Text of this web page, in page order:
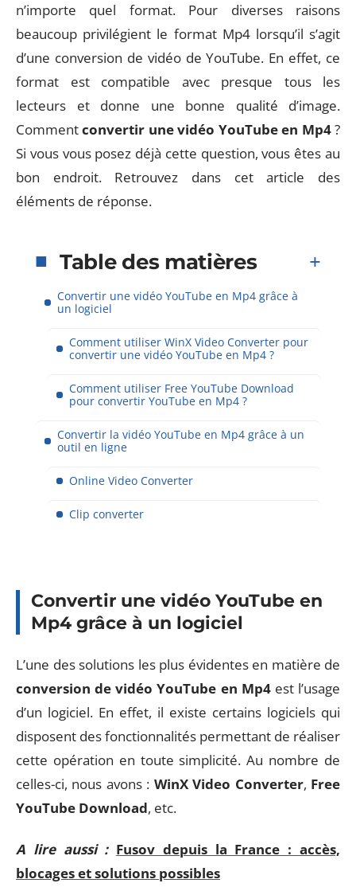
n’importe quel format. Pour diverses raisons
beaucoup privilégient le format Mp4 lorsqu’il s’agit
d’une conversion de vidéo de YouTube. En effet, ce
format est compatible avec presque tous les
lecteurs et donne une bonne qualité d’image.
Commentconvertir une vidéo YouTube en Mp4?
Si vous vous posez déjà cette question, vous êtes au
bon endroit. Retrouvez dans cet article des
éléments de réponse.
Table des matières
Convertir une vidéo YouTube en Mp4 grâce à
un logiciel
Comment utiliser WinX Video Converter pour
convertir une vidéo YouTube en Mp4 ?
Comment utiliser Free YouTube Download
pour convertir YouTube en Mp4 ?
Convertir la vidéo YouTube en Mp4 grâce à un
outil en ligne
Online Video Converter
Clip converter
Convertir une vidéo YouTube en
Mp4 grâce à un logiciel
L’une des solutions les plus évidentes en matière de
conversion de vidéo YouTube en Mp4est l’usage
d’un logiciel. En effet, il existe certains logiciels qui
disposent des fonctionnalités permettant de réaliser
cette opération en toute simplicité. Au nombre de
celles-ci, nous avons : WinX Video Converter, Free
YouTube Download, etc.
A lire aussi : Fusov depuis la France : accès,
blocages et solutions possibles